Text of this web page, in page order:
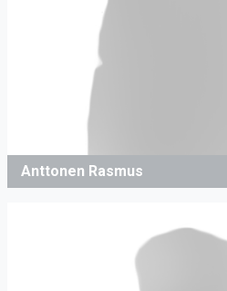
Anttonen Rasmus